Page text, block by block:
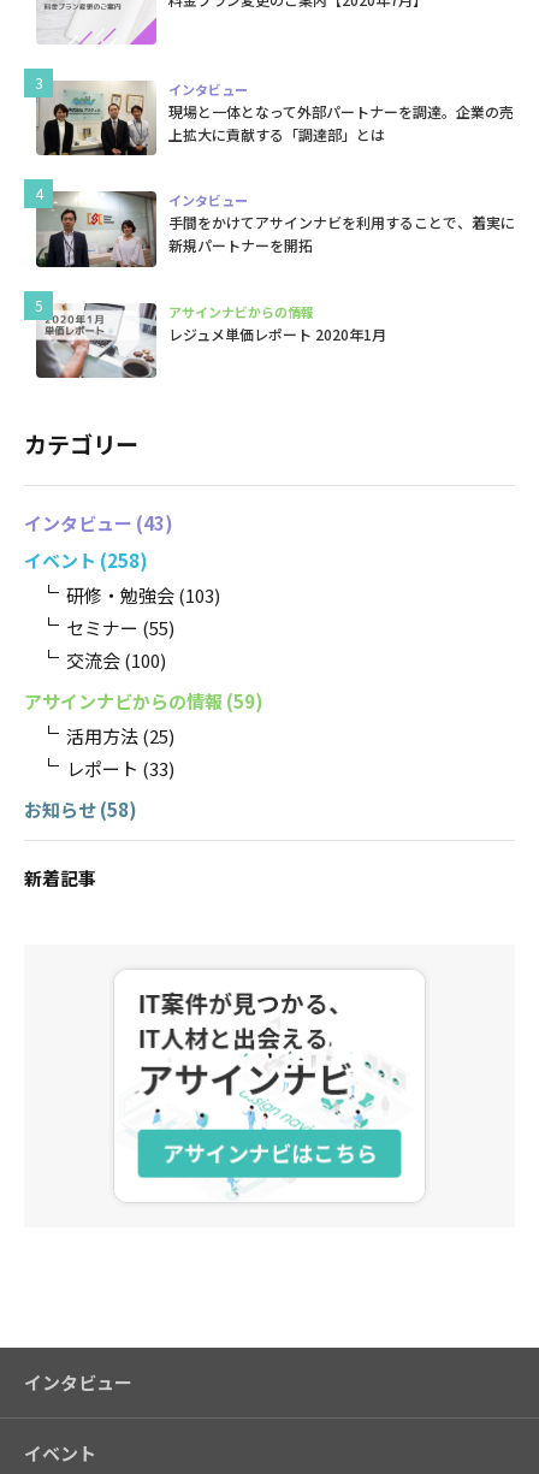
インタビュー
現場と一体となって外部パートナーを調達。企業の売
上拡大に貢献する「調達部」とは
インタビュー
手間をかけてアサインナビを利用することで、着実に
新規パートナーを開拓
アサインナビからの情報
レジュメ単価レポート 2020年1月
カテゴリー
インタビュー (43)
イベント (258)
研修・勉強会(103)
セミナー (55)
交流会(100)
アサインナビからの情報 (59)
活用方法(25)
レポート (33)
お知らせ(58)
新着記事
インタビュー
イベント